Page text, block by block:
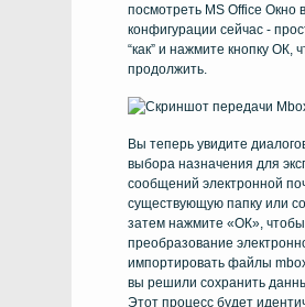
посмотреть MS Office Окно
конфигурации сейчас -
“как” и нажмите кнопку ОК,
продолжить.
Вы теперь увидите
выбора назначения для
сообщений электронной
существующую папку или
затем нажмите «ОК»,
преобразование
импортировать файлы
вы решили сохранить
Этот процесс будет